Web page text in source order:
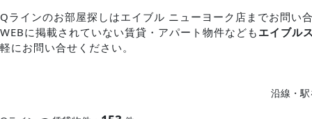
Qラインのお部屋探しはエイブル ニューヨーク店までお問い
WEBに掲載されていない賃貸・アパート物件なども エイブル
軽にお問い合せください。
沿線・